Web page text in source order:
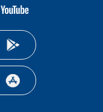
youtube-